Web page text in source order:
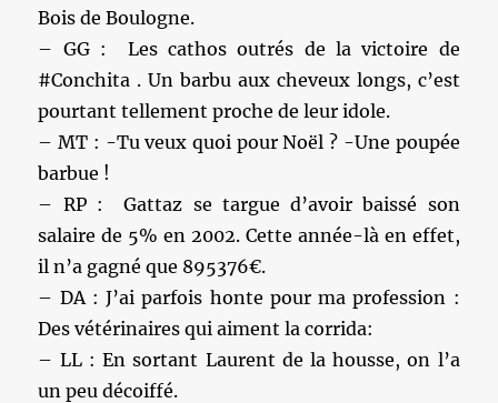
Bois de Boulogne.
– GG : Les cathos outrés de la victoire de
#Conchita . Un barbu aux cheveux longs, c’est
pourtant tellement proche de leur idole.
– MT : -Tu veux quoi pour Noël ? -Une poupée
barbue !
– RP : Gattaz se targue d’avoir baissé son
salaire de 5% en 2002. Cette année-là en effet,
il n’a gagné que 895376€.
– DA : J’ai parfois honte pour ma profession :
Des vétérinaires qui aiment la corrida:
– LL : En sortant Laurent de la housse, on l’a
un peu décoiffé.